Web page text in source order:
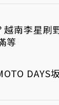
南李星刷
等
DAYS